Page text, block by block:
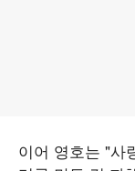
이어 영호는 "사